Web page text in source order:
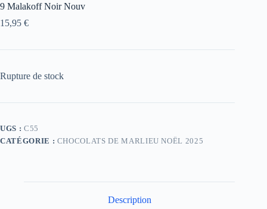
9 Malakoff Noir Nouv
15,95 €
Rupture de stock
UGS : C55
CATÉGORIE : CHOCOLATS DE MARLIEU NOËL 2025
Description